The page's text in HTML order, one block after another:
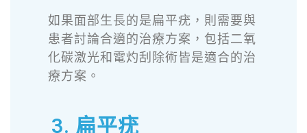
如果面部生長的是扁平疣，則需要與
患者討論合適的治療方案，包括二氧
化碳激光和電灼刮除術皆是適合的治
療方案。
3. 扁平疣